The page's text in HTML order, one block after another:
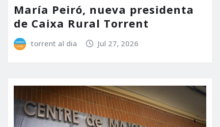
María Peiró, nueva presidenta
de Caixa Rural Torrent
torrent al dia Jul 27, 2026